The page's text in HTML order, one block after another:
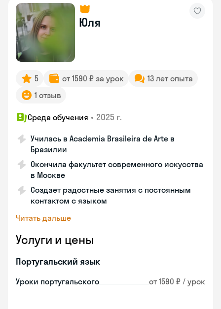
Юля
5 от 1590 ₽ за урок
13 лет опыта
1 отзыв
Среда обучения • 2025 г.
Училась в Academia Brasileira de Arte в
Бразилии
Окончила факультет современного искусства
в Москве
Создает радостные занятия с постоянным
контактом с языком
Читать дальше
Услуги и цены
Португальский язык
Уроки португальского от 1590 ₽ / урок